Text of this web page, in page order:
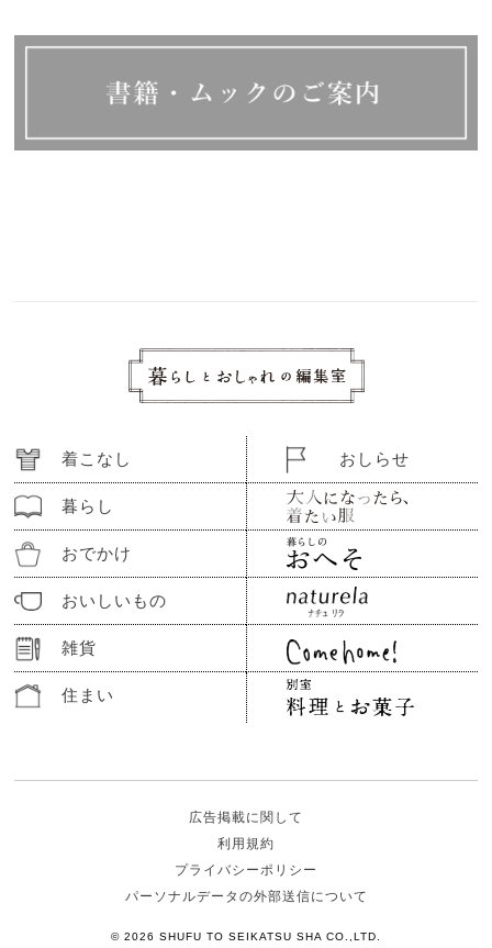
着こなし
暮らし
おでかけ
おいしいもの
雑貨
住まい
おしらせ
広告掲載に関して
利用規約
プライバシーポリシー
パーソナルデータの外部送信について
© 2026 SHUFU TO SEIKATSU SHA CO.,LTD.